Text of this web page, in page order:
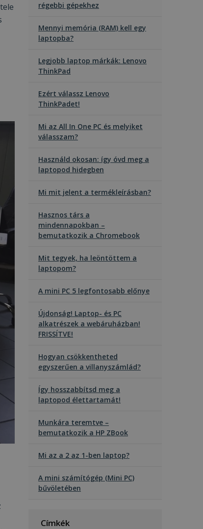
régebbi gépekhez
Mennyi memória (RAM) kell egy
laptopba?
Legjobb laptop márkák: Lenovo
ThinkPad
Ezért válassz Lenovo
ThinkPadet!
Mi az All In One PC és melyiket
válasszam?
Használd okosan: így óvd meg a
laptopod hidegben
Mi mit jelent a termékleírásban?
Hasznos társ a
mindennapokban –
bemutatkozik a Chromebook
Mit tegyek, ha leöntöttem a
laptopom?
A mini PC 5 legfontosabb előnye
Újdonság! Laptop- és PC
alkatrészek a webáruházban!
FRISSÍTVE!
Hogyan csökkentheted
egyszerűen a villanyszámlád?
Így hosszabbítsd meg a
laptopod élettartamát!
Munkára teremtve –
bemutatkozik a HP ZBook
Mi az a 2 az 1-ben laptop?
A mini számítógép (Mini PC)
bűvöletében
Címkék